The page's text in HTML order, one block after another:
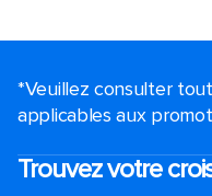
*Veuillez consulter
applicables aux
Trouvez votre